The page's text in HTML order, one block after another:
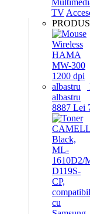
TV
albastru
8887 Lei